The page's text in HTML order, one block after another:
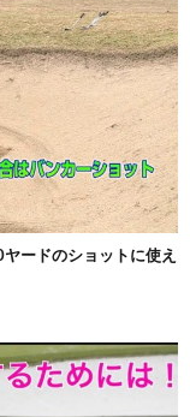
ードのショットに使え